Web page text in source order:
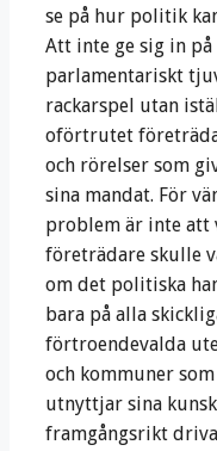
se på hur politik
Att inte ge sig in på
parlamentariskt
rackarspel utan
oförtrutet
och rörelser som
sina mandat. För
problem är inte att
företrädare skulle
om det politiska
bara på alla
förtroendevalda
och kommuner
utnyttjar sina
framgångsrikt